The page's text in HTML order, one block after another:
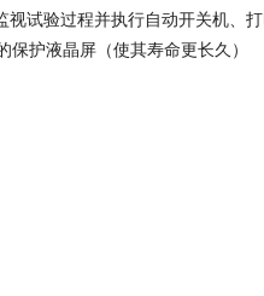
试验过程并执行自动开关机、
护液晶屏（使其寿命更长久）